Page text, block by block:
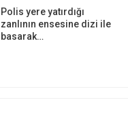
Polis yere yatırdığı
zanlının ensesine dizi ile
basarak…